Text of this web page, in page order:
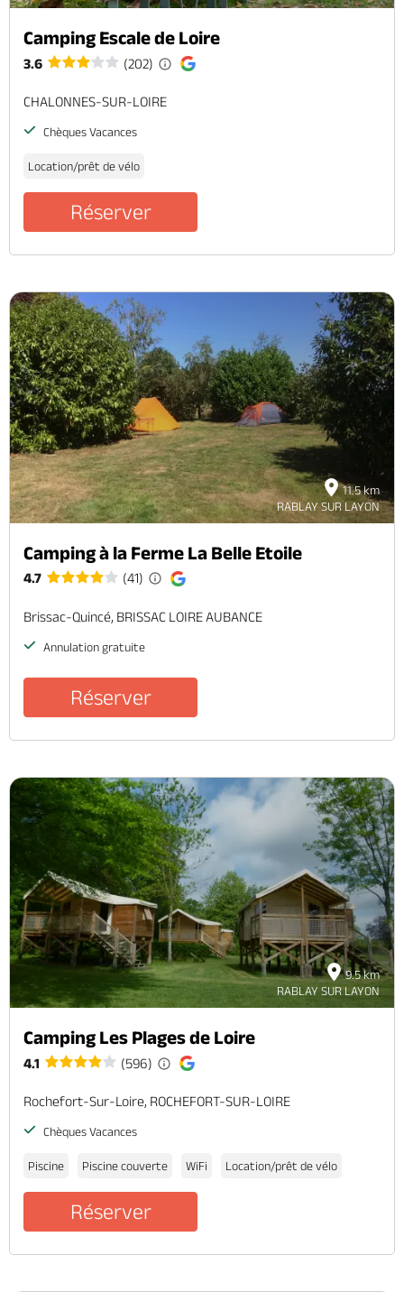
Camping Escale de Loire
3.6 (202)
CHALONNES-SUR-LOIRE
Chèques Vacances
Location/prêt de vélo
Réserver
11.5 km
RABLAY SUR LAYON
Camping à la Ferme La Belle Etoile
4.7 (41)
Brissac-Quincé, BRISSAC LOIRE AUBANCE
Annulation gratuite
Réserver
9.5 km
RABLAY SUR LAYON
Camping Les Plages de Loire
4.1 (596)
Rochefort-Sur-Loire, ROCHEFORT-SUR-LOIRE
Chèques Vacances
Piscine Piscine couverte WiFi Location/prêt de vélo
Réserver